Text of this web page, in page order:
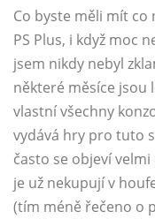
Co byste měli mít co
PS Plus, i když moc
jsem nikdy nebyl
některé měsíce jsou
vlastní všechny
vydává hry pro tuto
často se objeví
je už nekupují v
(tím méně řečeno o